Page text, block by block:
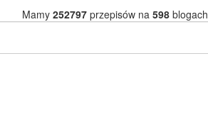
Mamy 252797przepisów na 598